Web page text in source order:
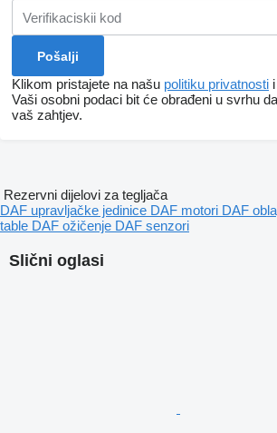
Klikom pristajete na našu politiku privatnosti i
Vaši osobni podaci bit će obrađeni u svrhu
vaš zahtjev.
Slični oglasi
Rezervni dijelovi za tegljača
DAF upravljačke jedinice DAF motori DAF
table DAF ožičenje DAF senzori